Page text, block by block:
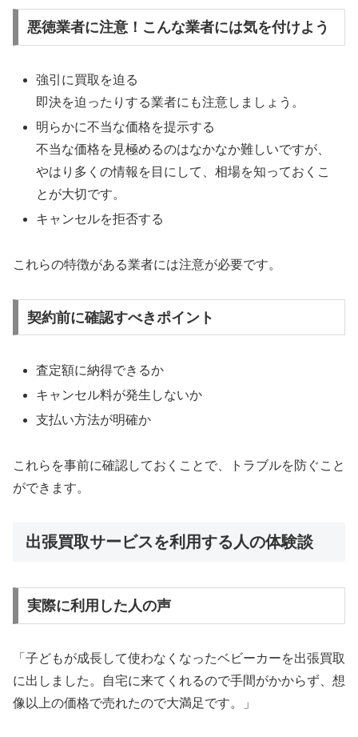
悪徳業者に注意！こんな業者には気を付けよう
強引に買取を迫る
即決を迫ったりする業者にも注意しましょう。
明らかに不当な価格を提示する
不当な価格を見極めるのはなかなか難しいですが、
やはり多くの情報を目にして、相場を知っておくこ
とが大切です。
キャンセルを拒否する
これらの特徴がある業者には注意が必要です。
契約前に確認すべきポイント
査定額に納得できるか
キャンセル料が発生しないか
支払い方法が明確か
これらを事前に確認しておくことで、トラブルを防ぐこと
ができます。
出張買取サービスを利用する人の体験談
実際に利用した人の声
「子どもが成長して使わなくなったベビーカーを出張買取
に出しました。自宅に来てくれるので手間がかからず、想
像以上の価格で売れたので大満足です。」